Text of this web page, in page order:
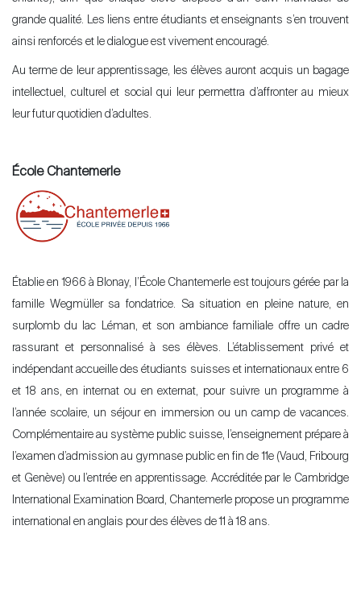
grande qualité. Les liens entre étudiants et enseignants s’en trouvent
ainsi renforcés et le dialogue est vivement encouragé.
Au terme de leur apprentissage, les élèves auront acquis un bagage
intellectuel, culturel et social qui leur permettra d’affronter au mieux
leur futur quotidien d’adultes.
École Chantemerle
Établie en 1966 à Blonay, l’École Chantemerle est toujours gérée par la
famille Wegmüller sa fondatrice. Sa situation en pleine nature, en
surplomb du lac Léman, et son ambiance familiale offre un cadre
rassurant et personnalisé à ses élèves. L’établissement privé et
indépendant accueille des étudiants suisses et internationaux entre 6
et 18 ans, en internat ou en externat, pour suivre un programme à
l’année scolaire, un séjour en immersion ou un camp de vacances.
Complémentaire au système public suisse, l’enseignement prépare à
l’examen d’admission au gymnase public en fin de 11e (Vaud, Fribourg
et Genève) ou l’entrée en apprentissage. Accréditée par le Cambridge
International Examination Board, Chantemerle propose un programme
international en anglais pour des élèves de 11 à 18 ans.